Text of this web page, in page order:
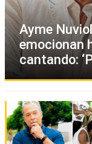
Ayme
emocionan
cantando: